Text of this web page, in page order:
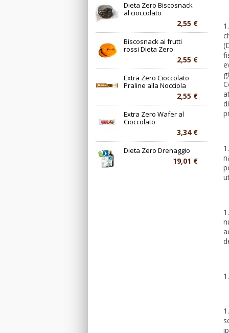
Dieta Zero Biscosnack
al cioccolato
2,55 €
Biscosnack ai frutti
rossi Dieta Zero
2,55 €
Extra Zero Cioccolato
Praline alla Nocciola
2,55 €
Extra Zero Wafer al
Cioccolato
3,34 €
Dieta Zero Drenaggio
19,01 €